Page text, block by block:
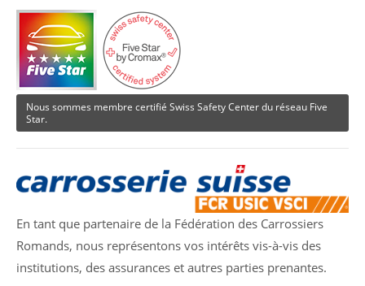
Lorem ipsum dolor sit amet, consectetuer adipiscing
elit.
Aenean commodo ligula eget dolor. Aenean massa.
Cum sociis natoque penatibus et magnis dis
parturient montes, nascetur ridiculus mus. Donec
quam felis, ultricies nec.
Nous sommes membre certifié Swiss Safety Center du réseau Five
Star.
En tant que partenaire de la Fédération des Carrossiers
Romands, nous représentons vos intérêts vis-à-vis des
institutions, des assurances et autres parties prenantes.